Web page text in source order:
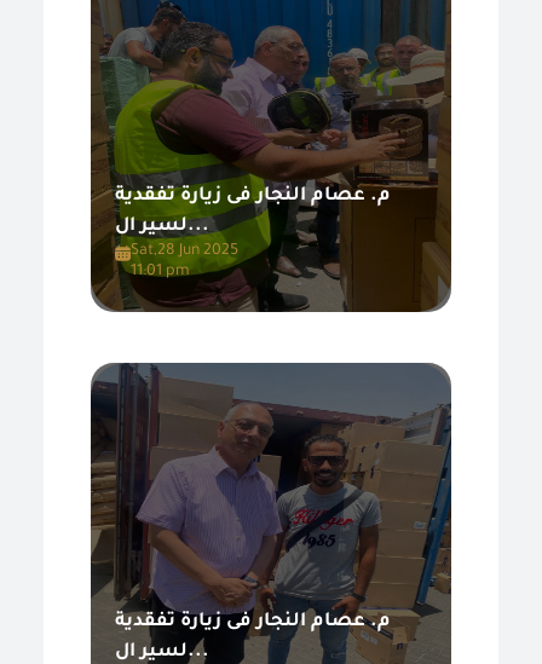
م. عصام النجار فى زيارة تفقدية
لسير ال...
Sat,28 Jun 2025
11:01 pm
م. عصام النجار فى زيارة تفقدية
لسير ال...